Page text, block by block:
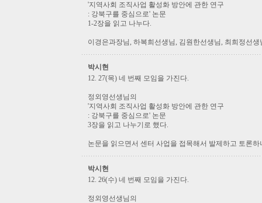
'지역사회 조직사업 활성화 방안에 관한 연구
: 강북구를 중심으로' 논문
1-2장을 읽고 나누다.
이경은과장님, 하복희선생님, 김원한선생님, 최희정선
박시현
12. 27(목) 네 번째 모임을 가진다.
정외영선생님의
'지역사회 조직사업 활성화 방안에 관한 연구
: 강북구를 중심으로' 논문
3장을 읽고 나누기로 했다.
논문을 읽으면서 센터 사업을 접목해서 발제하고 토론하
박시현
12. 26(수) 네 번째 모임을 가진다.
정외영선생님의